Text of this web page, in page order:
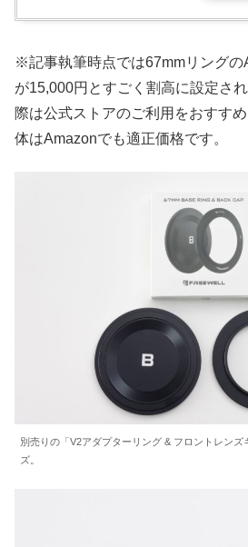
※記事執筆時点では67mmリングの
が15,000円とすごく割高に設定さ
際は公式ストアのご利用をおすす
体はAmazonでも適正価格です。
別売りの「V2アダプターリング & フロントレンズ
ズ。